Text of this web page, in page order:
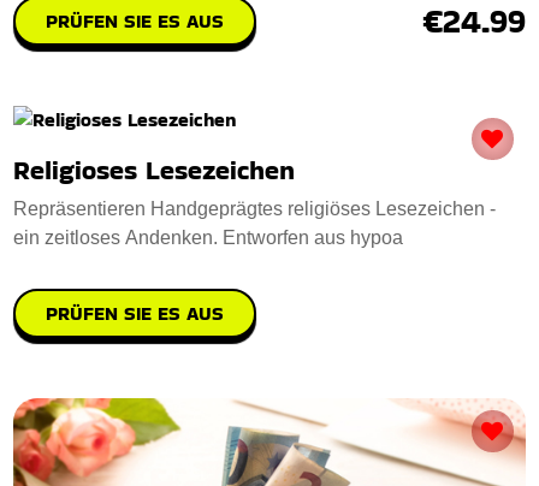
PRÜFEN SIE ES AUS €24.99
Religioses Lesezeichen
Repräsentieren Handgeprägtes religiöses Lesezeichen -
ein zeitloses Andenken. Entworfen aus hypoa
PRÜFEN SIE ES AUS